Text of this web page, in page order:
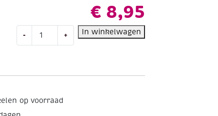
€ 8,95
-
secondenlijm
+ In winkelwagen
op voorraad